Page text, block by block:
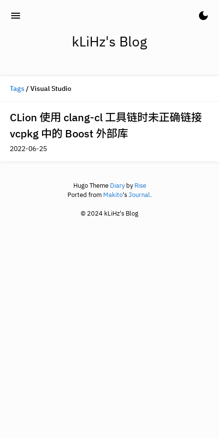
menu dark_mode
kLiHz's Blog
Tags/ Visual Studio
CLion 使用 clang-cl 工具链时未正确链接
vcpkg 中的 Boost 外部库
2022-06-25
Hugo Theme DiarybyRise
Ported from Makito'sJournal.
© 2024 kLiHz's Blog